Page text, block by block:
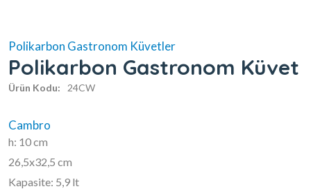
Polikarbon Gastronom Küvetler
Polikarbon Gastronom Küvet
Ürün Kodu: 24CW
Cambro
h: 10 cm
26,5x32,5 cm
Kapasite: 5,9 lt